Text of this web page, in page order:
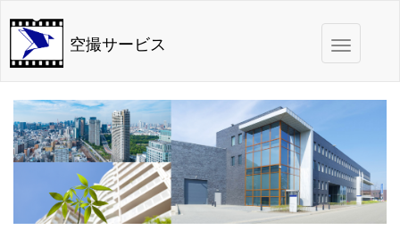
navigation
空撮サービス